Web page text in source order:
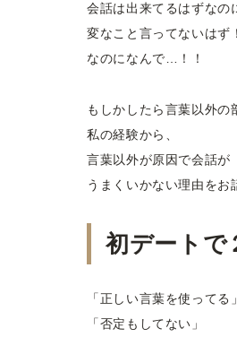
会話は出来てるはずなの
変なこと言ってないはず！
なのになんで…！！
もしかしたら言葉以外の
私の経験から、
言葉以外が原因で会話が
うまくいかない理由をお
初デートで
「正しい言葉を使ってる」
「否定もしてない」